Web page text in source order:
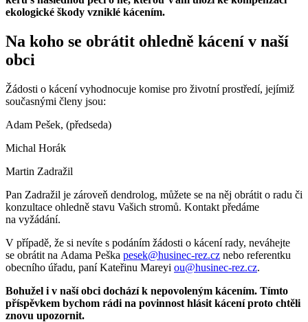
ekologické škody vzniklé kácením.
Na koho se obrátit ohledně kácení v naší
obci
Žádosti o kácení vyhodnocuje komise pro životní prostředí, jejímiž
současnými členy jsou:
Adam Pešek, (předseda)
Michal Horák
Martin Zadražil
Pan Zadražil je zároveň dendrolog, můžete se na něj obrátit o radu či
konzultace ohledně stavu Vašich stromů. Kontakt předáme
na vyžádání.
V případě, že si nevíte s podáním žádosti o kácení rady, neváhejte
se obrátit na Adama Peška pesek@husinec-rez.cz nebo referentku
obecního úřadu, paní Kateřinu Mareyi ou@husinec-rez.cz.
Bohužel i v naší obci dochází k nepovoleným kácením. Tímto
příspěvkem bychom rádi na povinnost hlásit kácení proto chtěli
znovu upozornit.